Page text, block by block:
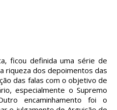
ficou definida uma série de
riqueza dos depoimentos das
das falas com o objetivo de
especialmente o Supremo
encaminhamento foi o